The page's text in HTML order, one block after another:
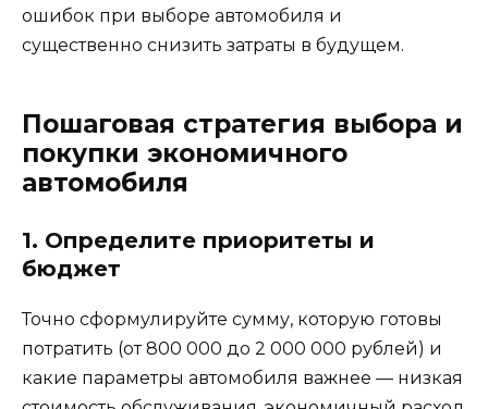
ошибок при выборе автомобиля и
существенно снизить затраты в будущем.
Пошаговая стратегия выбора и
покупки экономичного
автомобиля
1. Определите приоритеты и
бюджет
Точно сформулируйте сумму, которую готовы
потратить (от 800 000 до 2 000 000 рублей) и
какие параметры автомобиля важнее — низкая